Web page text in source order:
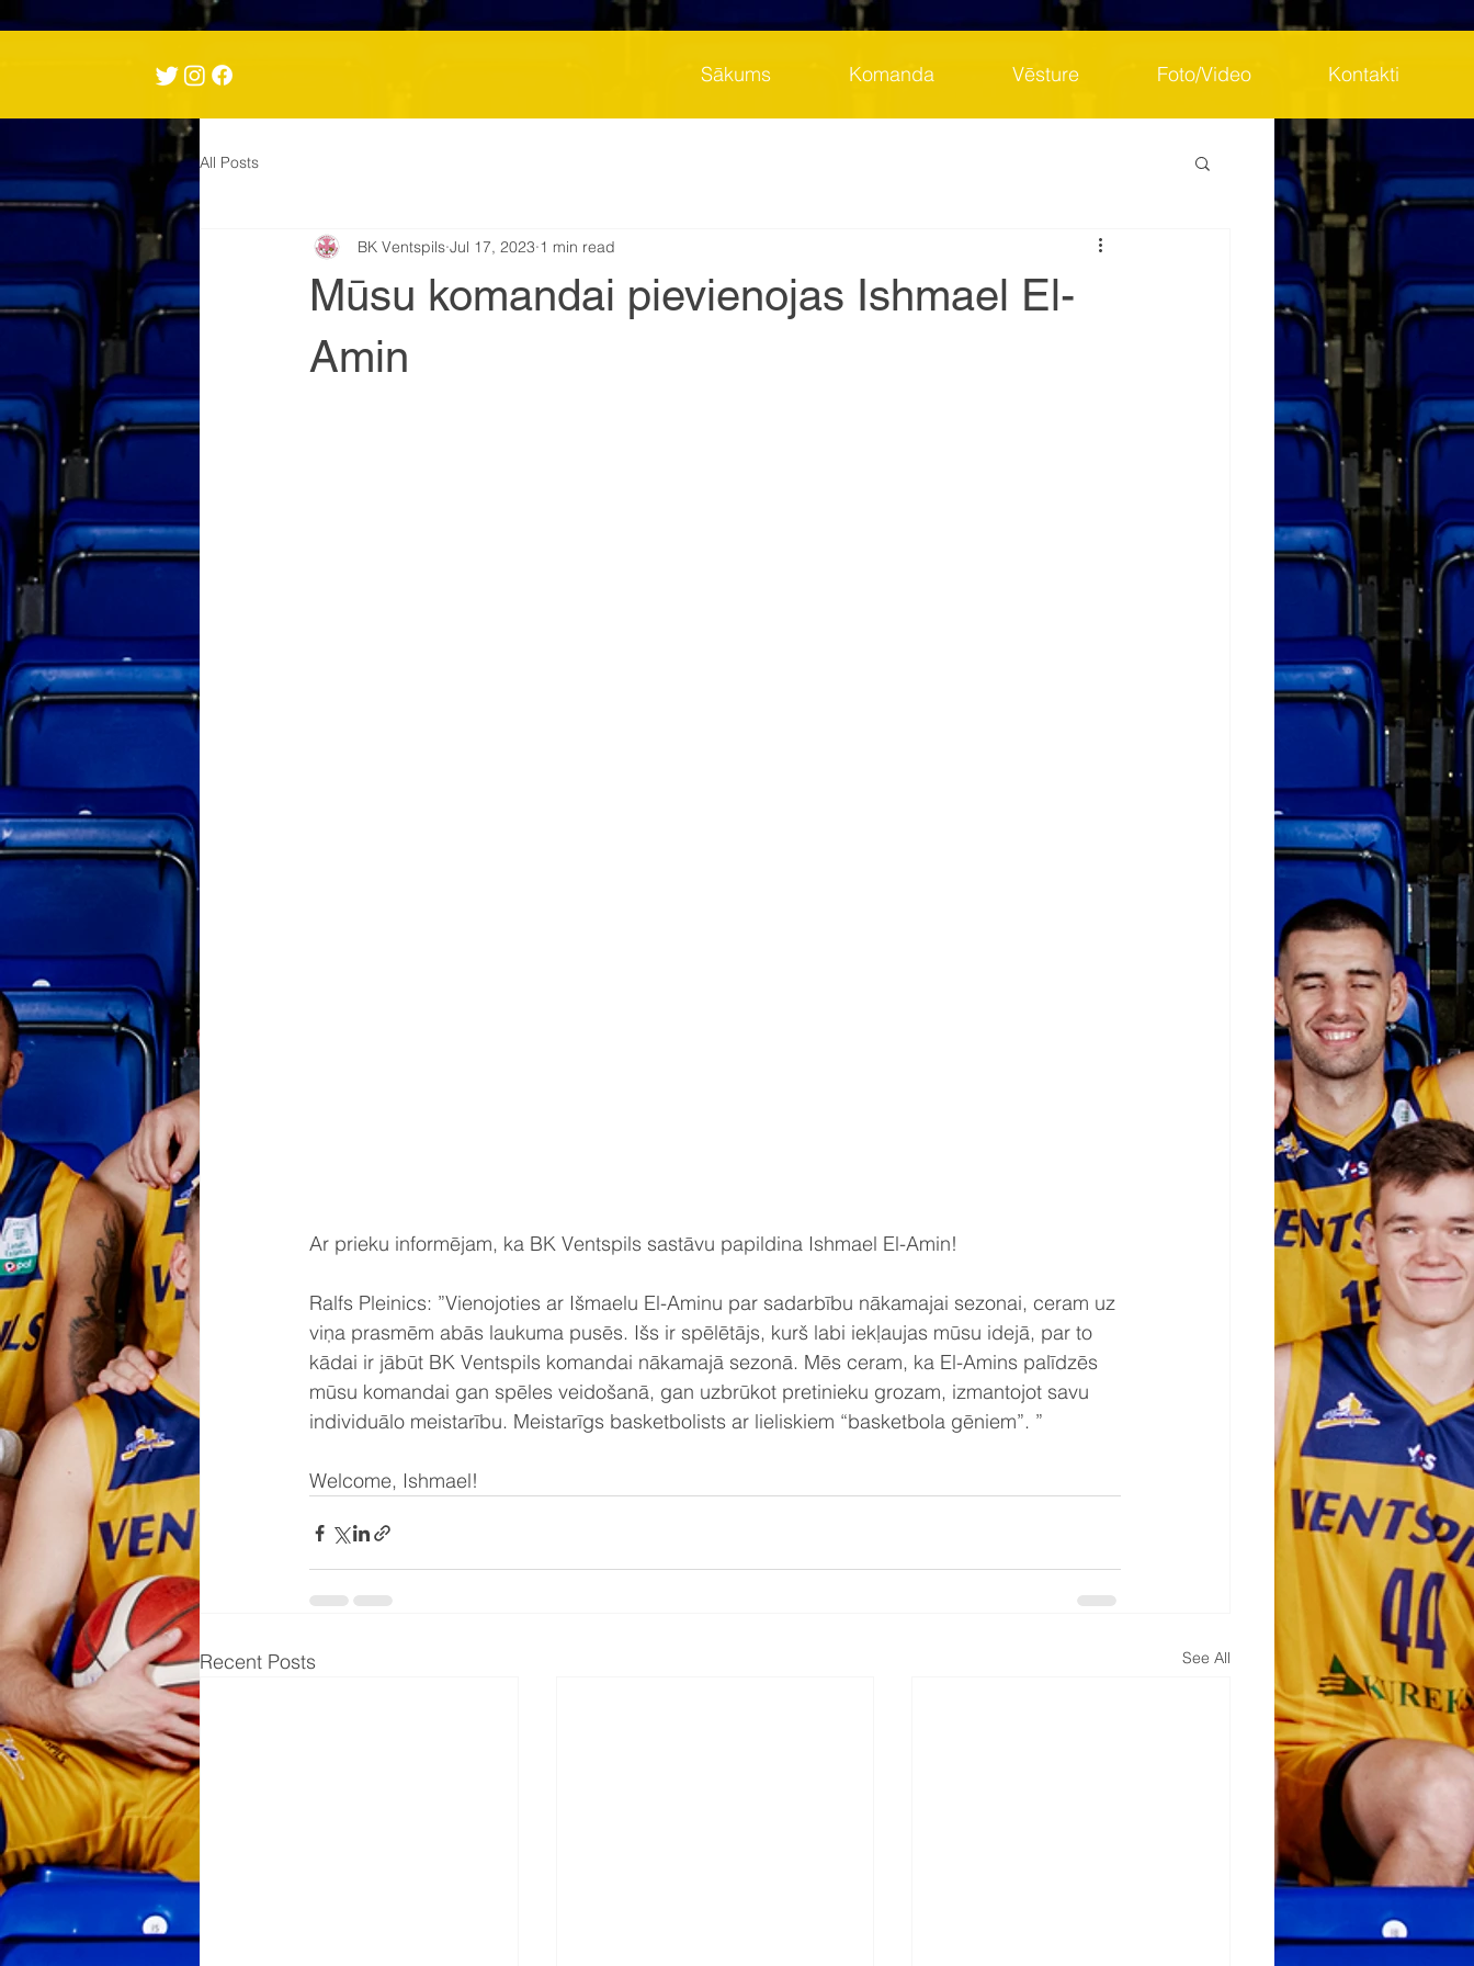
Sākums Komanda Vēsture Foto/Video Kontakti
All Posts
Mūsu komandai pievienojas Ishmael El-
Amin
BK Ventspils Jul 17, 2023 1 min read
Ar prieku informējam, ka BK Ventspils sastāvu papildina Ishmael El-Amin!
Ralfs Pleinics: ”Vienojoties ar Išmaelu El-Aminu par sadarbību nākamajai sezonai, ceram uz
viņa prasmēm abās laukuma pusēs. Išs ir spēlētājs, kurš labi iekļaujas mūsu idejā, par to
kādai ir jābūt BK Ventspils komandai nākamajā sezonā. Mēs ceram, ka El-Amins palīdzēs
mūsu komandai gan spēles veidošanā, gan uzbrūkot pretinieku grozam, izmantojot savu
individuālo meistarību. Meistarīgs basketbolists ar lieliskiem “basketbola gēniem”. ”
Welcome, Ishmael!
Recent Posts See All